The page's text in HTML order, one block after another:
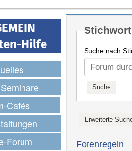
Hilfe
Cafés
Forum
Stichwort
Suche nach
Forenregeln